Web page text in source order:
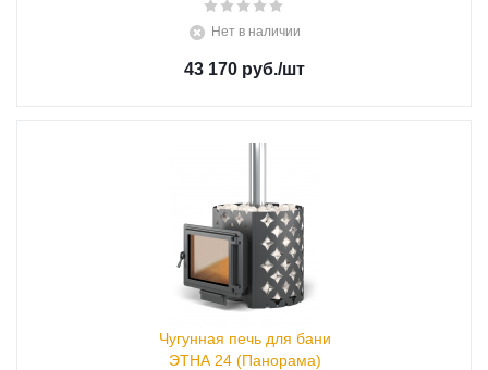
Нет в наличии
43 170 руб./шт
Чугунная печь для бани
ЭТНА 24 (Панорама)